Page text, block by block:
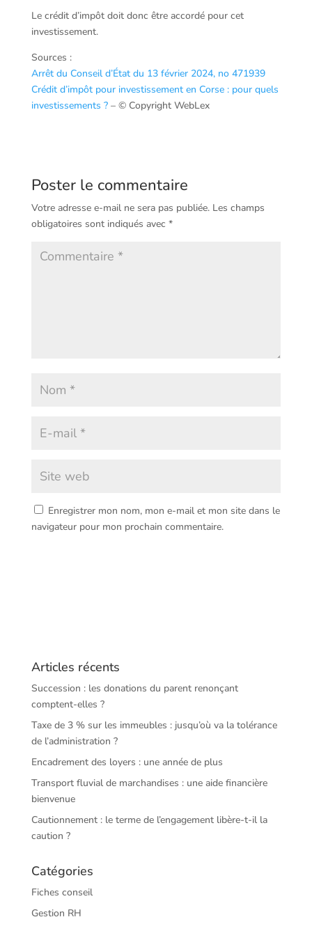
Le crédit d’impôt doit donc être accordé pour cet
investissement.
Sources :
Arrêt du Conseil d’État du 13 février 2024, no 471939
Crédit d’impôt pour investissement en Corse : pour quels
investissements ?– © Copyright WebLex
Poster le commentaire
Votre adresse e-mail ne sera pas publiée. Les champs
obligatoires sont indiqués avec *
Enregistrer mon nom, mon e-mail et mon site dans le
navigateur pour mon prochain commentaire.
Articles récents
Succession : les donations du parent renonçant
comptent-elles ?
Taxe de 3 % sur les immeubles : jusqu’où va la tolérance
de l’administration ?
Encadrement des loyers : une année de plus
Transport fluvial de marchandises : une aide financière
bienvenue
Cautionnement : le terme de l’engagement libère-t-il la
caution ?
Catégories
Fiches conseil
Gestion RH